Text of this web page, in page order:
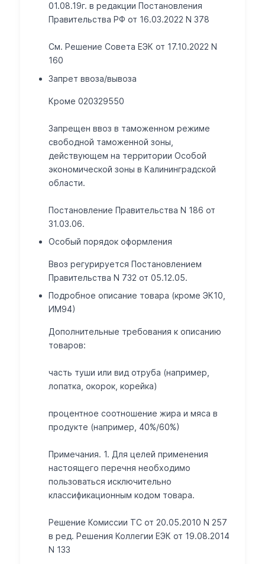
01.08.19г. в редакции Постановления
Правительства РФ от 16.03.2022 N 378
См. Решение Совета ЕЭК от 17.10.2022 N
160
Запрет ввоза/вывоза
Кроме 020329550
Запрещен ввоз в таможенном режиме
свободной таможенной зоны,
действующем на территории Особой
экономической зоны в Калининградской
области.
Постановление Правительства N 186 от
31.03.06.
Особый порядок оформления
Ввоз регурируется Постановлением
Правительства N 732 от 05.12.05.
Подробное описание товара (кроме ЭК10,
ИМ94)
Дополнительные требования к описанию
товаров:
часть туши или вид отруба (например,
лопатка, окорок, корейка)
процентное соотношение жира и мяса в
продукте (например, 40%/60%)
Примечания. 1. Для целей применения
настоящего перечня необходимо
пользоваться исключительно
классификационным кодом товара.
Решение Комиссии ТС от 20.05.2010 N 257
в ред. Решения Коллегии ЕЭК от 19.08.2014
N 133